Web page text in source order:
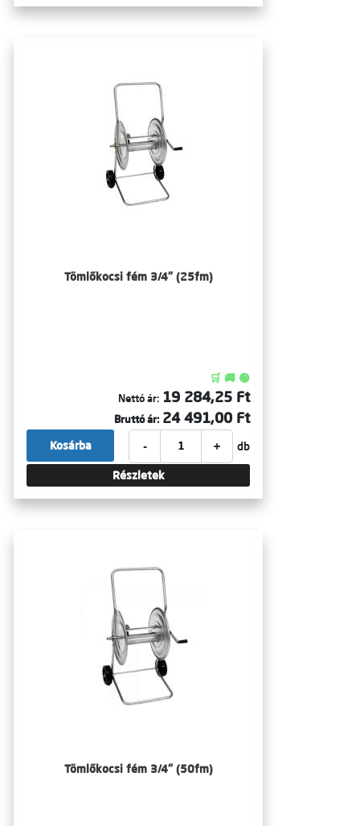
Tömlőkocsi fém 3/4" (25fm)
🛒 🚚 🟢
Nettó ár: 19 284,25 Ft
Bruttó ár: 24 491,00 Ft
- + db
Kosárba
Részletek
Tömlőkocsi fém 3/4" (50fm)